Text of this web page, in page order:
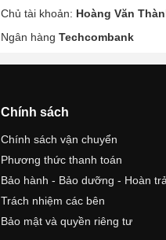
Chủ tài khoản: Hoàng Văn
Ngân hàng Techcombank
Chính sách
Chính sách vận chuyển
Phương thức thanh toán
Bảo hành - Bảo dưỡng - Hoàn trả
Trách nhiệm các bên
Bảo mật và quyền riêng tư